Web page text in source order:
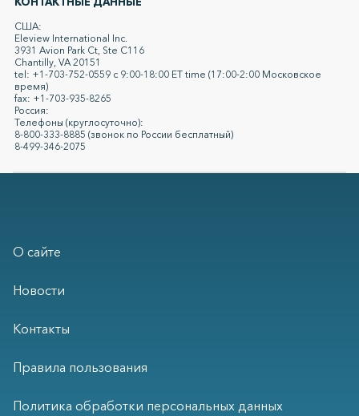
США:
Eleview International Inc.
3931 Avion Park Ct, Ste C116
Chantilly, VA 20151
tel: +1-703-752-0559 с 9:00-18:00 ET time (17:00-2:00 Московское
время)
fax: +1-703-935-8265
Россия:
Телефоны (круглосуточно):
8-800-333-8885 (звонок по России бесплатный)
8-499-346-2075
О сайте
Новости
Контакты
Правила пользования
Политика обработки персональных данных